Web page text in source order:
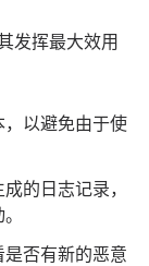
发挥最大效用
，以避免由于使
的日志记录，
否有新的恶意